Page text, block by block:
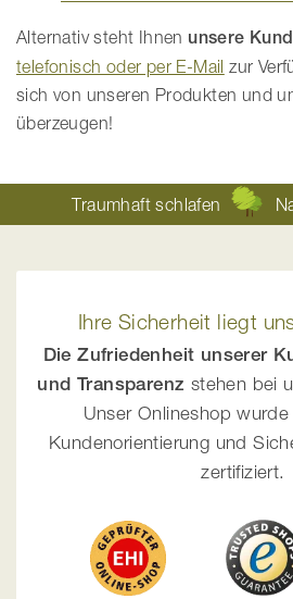
Alternativ steht Ihnen unsere
telefonisch oder per E-Mail zur
sich von unseren Produkten und
überzeugen!
Traumhaft schlafen
Ihre Sicherheit liegt
Die Zufriedenheit unserer
und Transparenz stehen bei
Unser Onlineshop
Kundenorientierung und
zertifiziert.